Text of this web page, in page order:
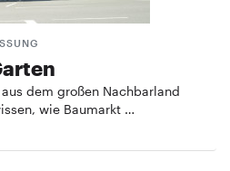
dem großen Nachbarland
wie Baumarkt …